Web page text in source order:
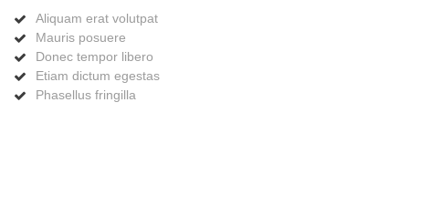
Aliquam erat volutpat
Mauris posuere
Donec tempor libero
Etiam dictum egestas
Phasellus fringilla